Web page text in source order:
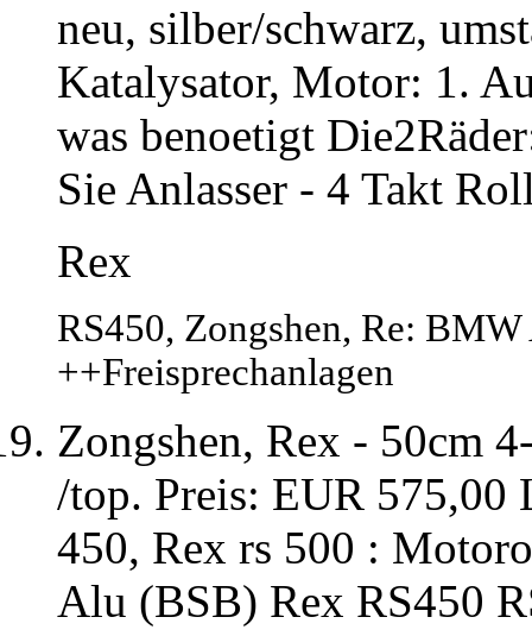
neu, silber/schwarz,
Katalysator, Motor: 1.
was benoetigt
Sie Anlasser - 4 Takt
Rex
RS450, Zongshen, Re:
++Freisprechanlagen
Zongshen, Rex - 50cm
/top. Preis: EUR
450, Rex rs 500 :
Alu (BSB) Rex RS450